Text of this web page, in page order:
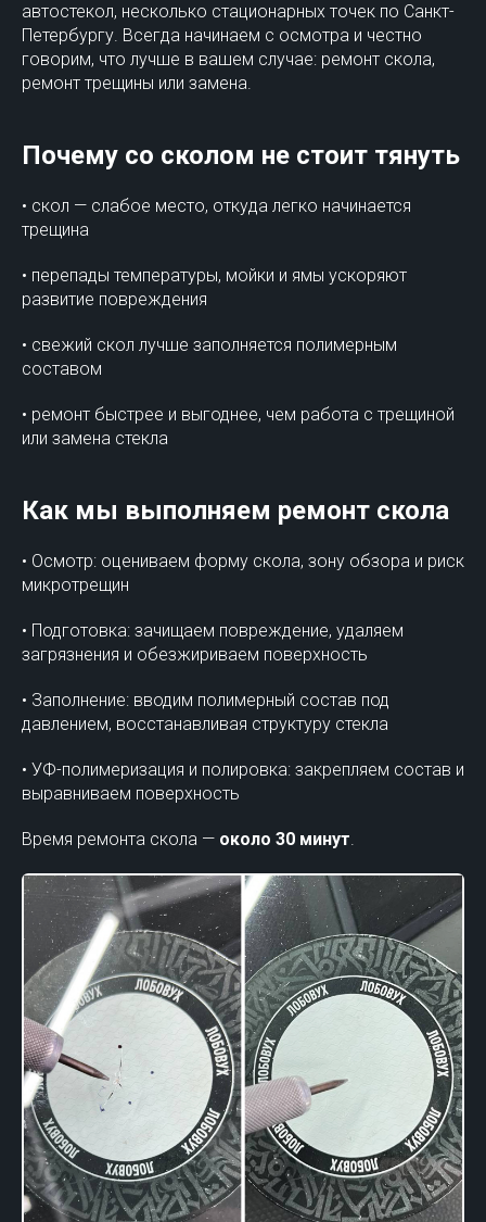
автостекол, несколько стационарных точек по Санкт-
Петербургу. Всегда начинаем с осмотра и честно
говорим, что лучше в вашем случае: ремонт скола,
ремонт трещины или замена.
Почему со сколом не стоит тянуть
• скол — слабое место, откуда легко начинается
трещина
• перепады температуры, мойки и ямы ускоряют
развитие повреждения
• свежий скол лучше заполняется полимерным
составом
• ремонт быстрее и выгоднее, чем работа с трещиной
или замена стекла
Как мы выполняем ремонт скола
• Осмотр: оцениваем форму скола, зону обзора и риск
микротрещин
• Подготовка: зачищаем повреждение, удаляем
загрязнения и обезжириваем поверхность
• Заполнение: вводим полимерный состав под
давлением, восстанавливая структуру стекла
• УФ-полимеризация и полировка: закрепляем состав и
выравниваем поверхность
Время ремонта скола — около 30 минут.